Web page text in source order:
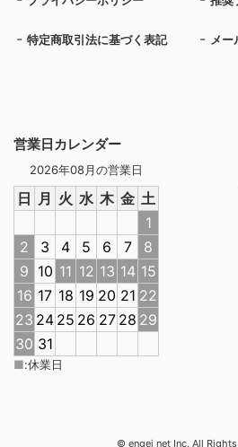
営業日カレンダー
2026年08月の営業日
日 月 火 水 木 金 土
1
2
3 4 5 6 7
8
9 10 11 12 13 14 15
16 17 18 19 20 21 22
23 24 25 26 27 28 29
30 31
■:休業日
特定商取引法に基づく表記 メー
© engei net Inc. All Rights